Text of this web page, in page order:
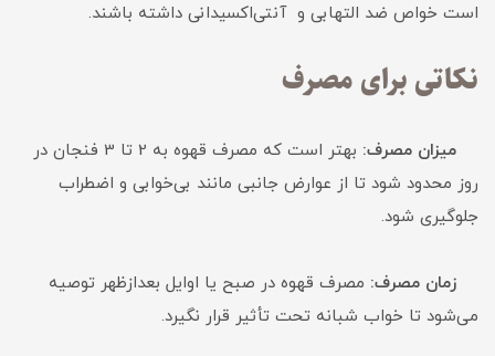
است خواص ضد التهابی و آنتی‌اکسیدانی داشته باشند.
نکاتی برای مصرف
میزان مصرف:
بهتر است که مصرف قهوه به 2 تا 3 فنجان در
روز محدود شود تا از عوارض جانبی مانند بی‌خوابی و اضطراب
جلوگیری شود.
زمان مصرف: مصرف قهوه در صبح یا اوایل بعدازظهر توصیه
می‌شود تا خواب شبانه تحت تأثیر قرار نگیرد.